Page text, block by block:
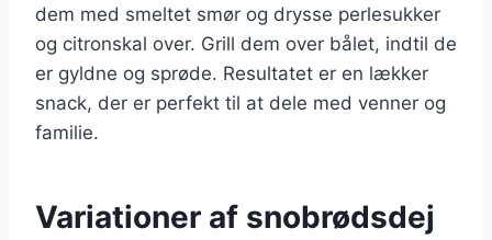
dem med smeltet smør og drysse perlesukker
og citronskal over. Grill dem over bålet, indtil de
er gyldne og sprøde. Resultatet er en lækker
snack, der er perfekt til at dele med venner og
familie.
Variationer af snobrødsdej